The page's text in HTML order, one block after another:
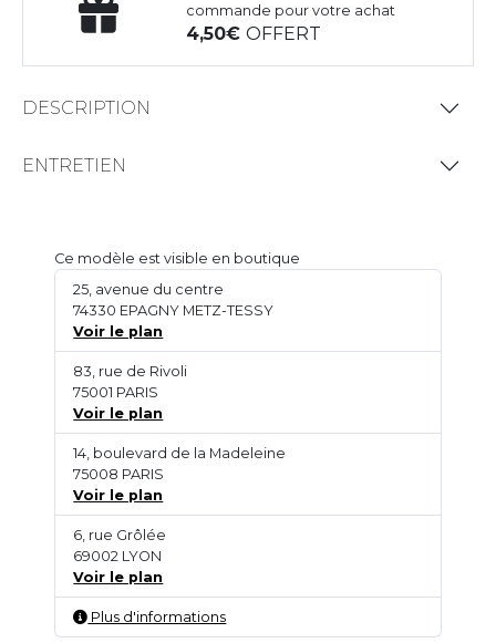
commande pour votre achat
4,50OFFERT
DESCRIPTION
ENTRETIEN
Ce modèle est visible en boutique
25, avenue du centre
74330 EPAGNY METZ-TESSY
Voir le plan
83, rue de Rivoli
75001 PARIS
Voir le plan
14, boulevard de la Madeleine
75008 PARIS
Voir le plan
6, rue Grôlée
69002 LYON
Voir le plan
Plus d'informations